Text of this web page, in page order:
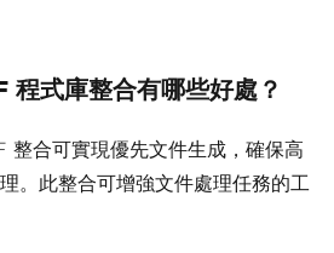
程式庫整合有哪些好處？
整合可實現優先文件生成，確保高
。此整合可增強文件處理任務的工